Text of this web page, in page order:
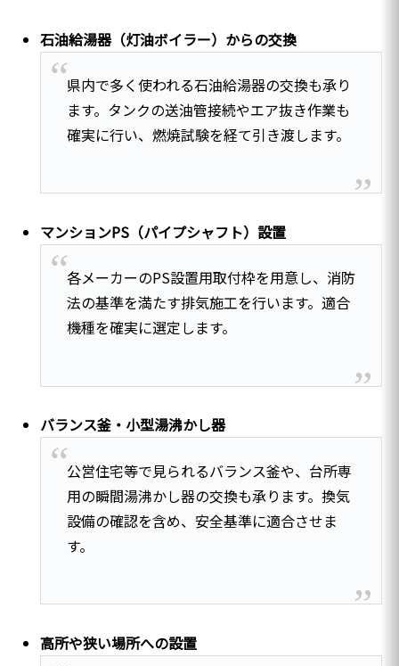
石油給湯器（灯油ボイラー）からの交換
県内で多く使われる石油給湯器の交換も承り
ます。タンクの送油管接続やエア抜き作業も
確実に行い、燃焼試験を経て引き渡します。
マンションPS（パイプシャフト）設置
各メーカーのPS設置用取付枠を用意し、消防
法の基準を満たす排気施工を行います。適合
機種を確実に選定します。
バランス釜・小型湯沸かし器
公営住宅等で見られるバランス釜や、台所専
用の瞬間湯沸かし器の交換も承ります。換気
設備の確認を含め、安全基準に適合させま
す。
高所や狭い場所への設置